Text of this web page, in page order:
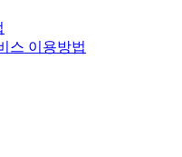
스 이용방법